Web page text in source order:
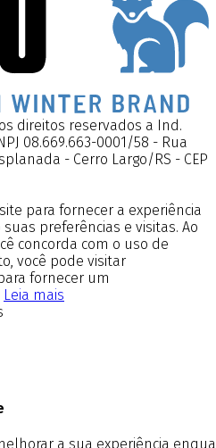
direitos reservados a Ind.
08.669.663-0001/58 - Rua
- Cerro Largo/RS - CEP
para fornecer a experiência
preferências e visitas. Ao
concorda com o uso de
você pode visitar
fornecer um
Leia mais
a sua experiência